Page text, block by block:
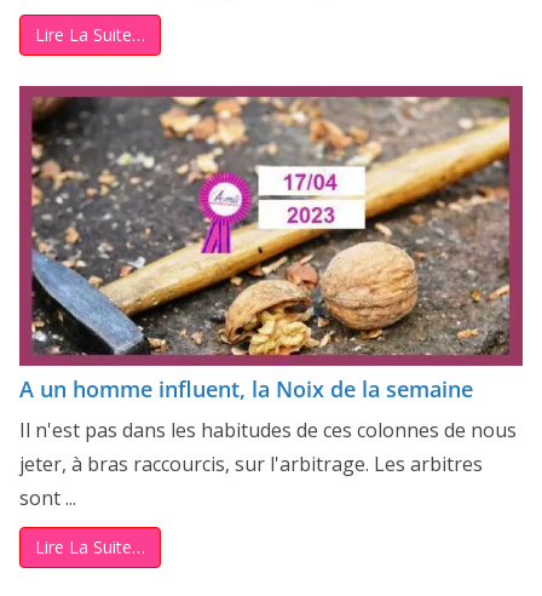
Lire La Suite…
A un homme influent, la Noix de la semaine
Il n'est pas dans les habitudes de ces colonnes de nous
jeter, à bras raccourcis, sur l'arbitrage. Les arbitres
sont ...
Lire La Suite…